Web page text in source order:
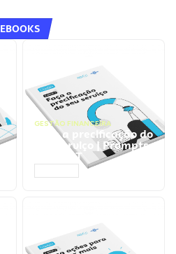
EBOOKS
GESTÃO FINANCEIRA
Faça a precificação do
seu serviço | Prompts
ChatGPT